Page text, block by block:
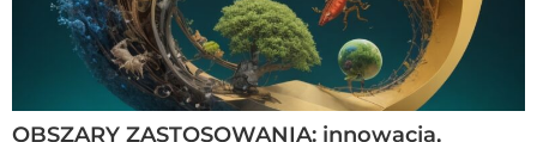
OBSZARY ZASTOSOWANIA: innowacja,